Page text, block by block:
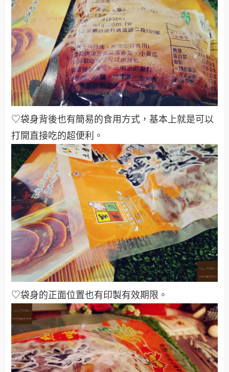
♡袋身背後也有簡易的食用方式，基本上就是可以
打開直接吃的超便利 。
♡袋身的正面位置也有印製有效期限 。